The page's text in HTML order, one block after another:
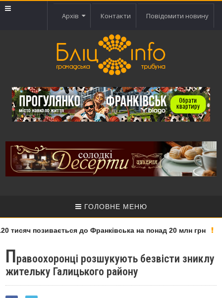
Архів Контакти Повідомити новину
ГОЛОВНЕ МЕНЮ
позивається до Франківська на понад 20 млн грн
Правоохоронці розшукують безвісти зниклу
жительку Галицького району